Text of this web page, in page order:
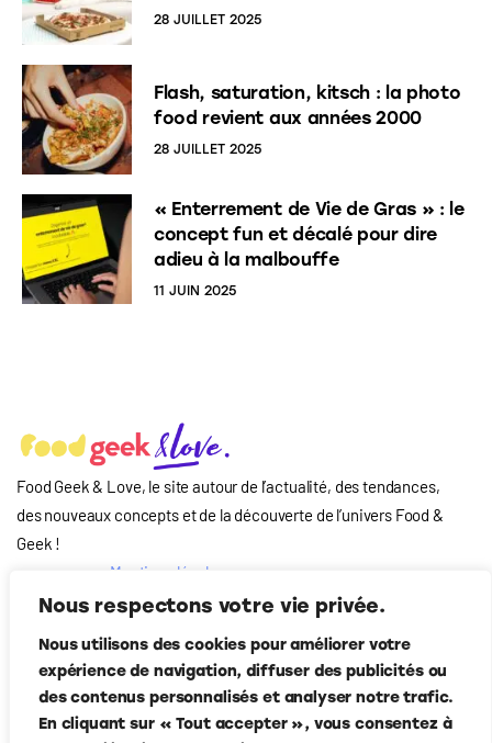
Nous respectons votre vie privée.
Nous utilisons des cookies pour améliorer votre
expérience de navigation, diffuser des publicités ou
des contenus personnalisés et analyser notre trafic.
En cliquant sur « Tout accepter », vous consentez à
28 JUILLET 2025
Flash, saturation, kitsch : la photo
food revient aux années 2000
28 JUILLET 2025
« Enterrement de Vie de Gras » : le
concept fun et décalé pour dire
adieu à la malbouffe
11 JUIN 2025
Food Geek & Love, le site autour de l’actualité, des tendances,
des nouveaux concepts et de la découverte de l’univers Food&
Geek !
Mentions légales
Qui-sommes nous
Contact
Suivez-nous